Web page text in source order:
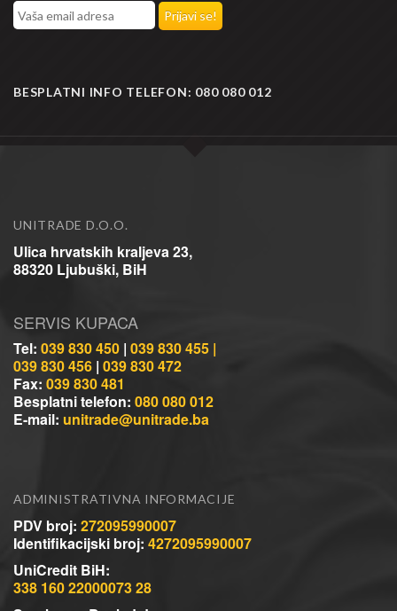
BESPLATNI INFO TELEFON: 080 080 012
UNITRADE D.O.O.
Ulica hrvatskih kraljeva 23,
88320 Ljubuški, BiH
SERVIS KUPACA
Tel: 039 830 450 | 039 830 455 |
039 830 456 | 039 830 472
Fax: 039 830 481
Besplatni telefon: 080 080 012
E-mail: unitrade@unitrade.ba
ADMINISTRATIVNA INFORMACIJE
PDV broj: 272095990007
Identifikacijski broj: 4272095990007
UniCredit BiH:
338 160 22000073 28